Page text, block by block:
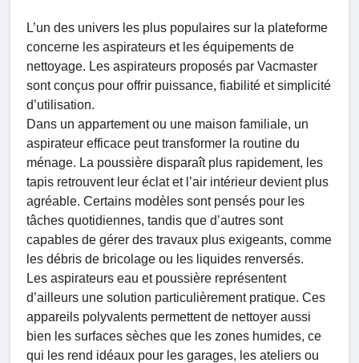
L’un des univers les plus populaires sur la plateforme
concerne les aspirateurs et les équipements de
nettoyage. Les aspirateurs proposés par Vacmaster
sont conçus pour offrir puissance, fiabilité et simplicité
d’utilisation.
Dans un appartement ou une maison familiale, un
aspirateur efficace peut transformer la routine du
ménage. La poussière disparaît plus rapidement, les
tapis retrouvent leur éclat et l’air intérieur devient plus
agréable. Certains modèles sont pensés pour les
tâches quotidiennes, tandis que d’autres sont
capables de gérer des travaux plus exigeants, comme
les débris de bricolage ou les liquides renversés.
Les aspirateurs eau et poussière représentent
d’ailleurs une solution particulièrement pratique. Ces
appareils polyvalents permettent de nettoyer aussi
bien les surfaces sèches que les zones humides, ce
qui les rend idéaux pour les garages, les ateliers ou